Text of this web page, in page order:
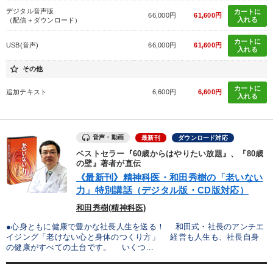
ベンチャー
ondemand_video 経営音声・動画を探す refresh 更新する
全国経営者セミナー収録物以外の経営教材（全762タイトル）からお探
しいただけます
カテゴリー
経済・景気・相場予測
2025年夏季全国経営者セミナー収録講演ＣＤ・講演ＤＶＤ・デジ
タル版（音声／動画ストリーミング・ダウンロード）
デジタル音声版
（配信＋ダウンロード）
66,000円 61,600円
カートに
入れる
USB(音声) 66,000円 61,600円
カートに
入れる
star_border その他
追加テキスト 6,600円 6,600円
カートに
入れる
音声・動画 最新刊 ダウンロード対応
ベストセラー『60歳からはやりたい放題』、『80歳
の壁』著者が直伝
《最新刊》精神科医・和田秀樹の「老いない
力」特別講話（デジタル版・CD版対応）
和田秀樹(精神科医)
●心身ともに健康で豊かな社長人生を送る！ 和田式・社長のアンチエ
イジング「老けない心と身体のつくり方」 経営も人生も、社長自身
の健康がすべての土台です。 いくつ...